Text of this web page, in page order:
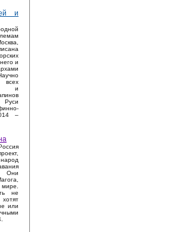
и
и
всех
и
Руси
–
Они
не
или